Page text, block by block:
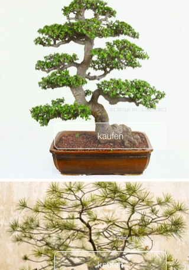
BT Bonsai Nr.: 42-62055821
kaufen
BT Bonsai Nr.: 42-62625126
kaufen